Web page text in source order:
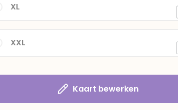
XXL
XL
Kaart bewerken